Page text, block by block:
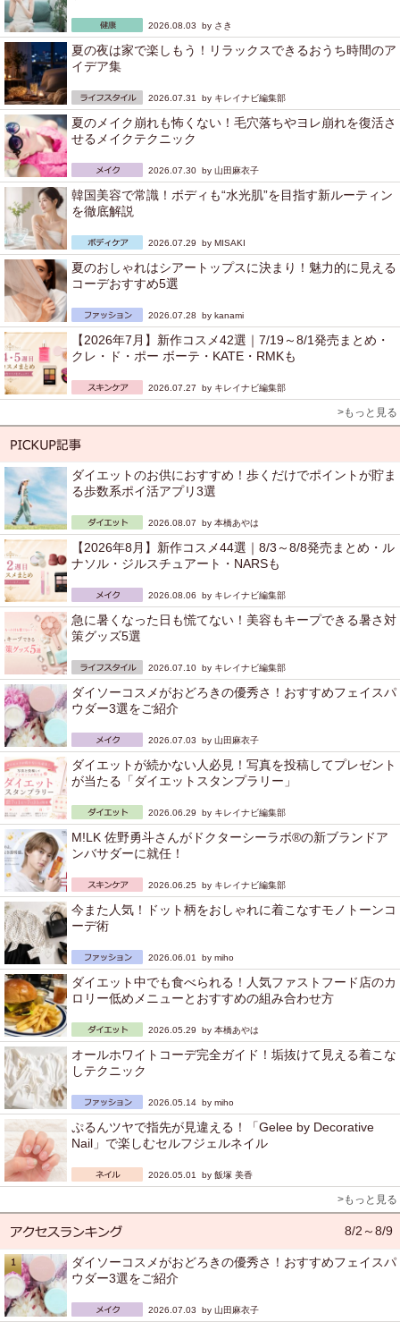
2026.08.03 by さき
夏の夜は家で楽しもう！リラックスできるおうち時間のア
イデア集
2026.07.31 by キレイナビ編集部
夏のメイク崩れも怖くない！毛穴落ちやヨレ崩れを復活さ
せるメイクテクニック
2026.07.30 by 山田麻衣子
韓国美容で常識！ボディも“水光肌”を目指す新ルーティン
を徹底解説
2026.07.29 by MISAKI
夏のおしゃれはシアートップスに決まり！魅力的に見える
コーデおすすめ5選
2026.07.28 by kanami
【2026年7月】新作コスメ42選｜7/19～8/1発売まとめ・
クレ・ド・ポー ボーテ・KATE・RMKも
2026.07.27 by キレイナビ編集部
>もっと見る
ダイエットのお供におすすめ！歩くだけでポイントが貯ま
る歩数系ポイ活アプリ3選
2026.08.07 by 本橋あやは
【2026年8月】新作コスメ44選｜8/3～8/8発売まとめ・ル
ナソル・ジルスチュアート・NARSも
2026.08.06 by キレイナビ編集部
急に暑くなった日も慌てない！美容もキープできる暑さ対
策グッズ5選
2026.07.10 by キレイナビ編集部
ダイソーコスメがおどろきの優秀さ！おすすめフェイスパ
ウダー3選をご紹介
2026.07.03 by 山田麻衣子
ダイエットが続かない人必見！写真を投稿してプレゼント
が当たる「ダイエットスタンプラリー」
2026.06.29 by キレイナビ編集部
M!LK 佐野勇斗さんがドクターシーラボ®の新ブランドア
ンバサダーに就任！
2026.06.25 by キレイナビ編集部
今また人気！ドット柄をおしゃれに着こなすモノトーンコ
ーデ術
2026.06.01 by miho
ダイエット中でも食べられる！人気ファストフード店のカ
ロリー低めメニューとおすすめの組み合わせ方
2026.05.29 by 本橋あやは
オールホワイトコーデ完全ガイド！垢抜けて見える着こな
しテクニック
2026.05.14 by miho
ぷるんツヤで指先が見違える！「Gelee by Decorative
Nail」で楽しむセルフジェルネイル
2026.05.01 by 飯塚 美香
>もっと見る
8/2～8/9
ダイソーコスメがおどろきの優秀さ！おすすめフェイスパ
ウダー3選をご紹介
2026.07.03 by 山田麻衣子